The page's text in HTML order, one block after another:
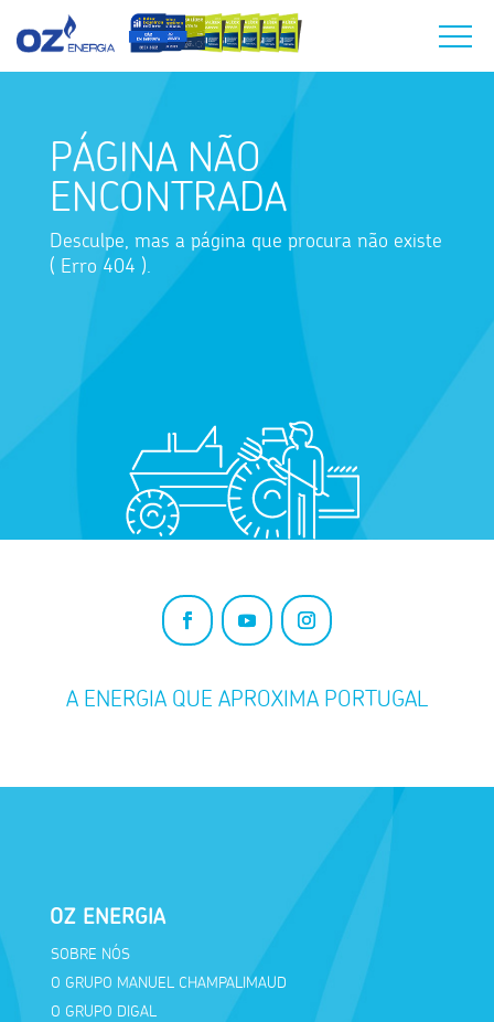
PÁGINA NÃO
ENCONTRADA
Desculpe, mas a página que procura não existe
( Erro 404 ).
A ENERGIA QUE APROXIMA PORTUGAL
OZ ENERGIA
SOBRE NÓS
O GRUPO MANUEL CHAMPALIMAUD
O GRUPO DIGAL